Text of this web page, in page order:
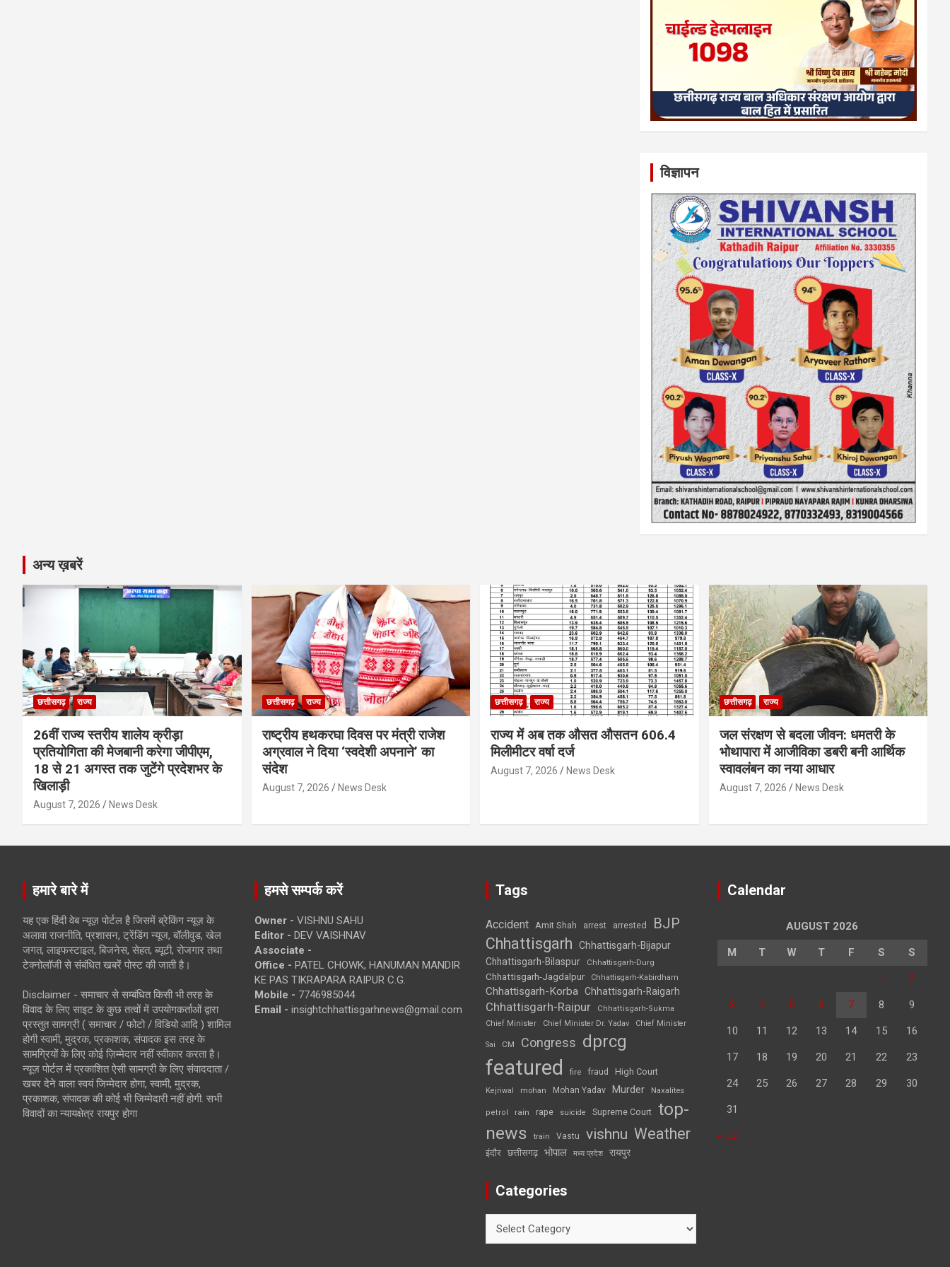
विज्ञापन
अन्य ख़बरें
छत्तीसगढ़ राज्य
26वीं राज्य स्तरीय शालेय क्रीड़ा
प्रतियोगिता की मेजबानी करेगा जीपीएम,
18 से 21 अगस्त तक जुटेंगे प्रदेशभर के
खिलाड़ी
August 7, 2026 News Desk
छत्तीसगढ़ राज्य
राष्ट्रीय हथकरघा दिवस पर मंत्री राजेश
अग्रवाल ने दिया ‘स्वदेशी अपनाने’ का
संदेश
August 7, 2026 News Desk
छत्तीसगढ़ राज्य
राज्य में अब तक औसत औसतन 606.4
मिलीमीटर वर्षा दर्ज
August 7, 2026 News Desk
छत्तीसगढ़ राज्य
जल संरक्षण से बदला जीवन: धमतरी के
भोथापारा में आजीविका डबरी बनी आर्थिक
स्वावलंबन का नया आधार
August 7, 2026 News Desk
हमारे बारे में
यह एक हिंदी वेब न्यूज़ पोर्टल है जिसमें ब्रेकिंग न्यूज़ के
अलावा राजनीति, प्रशासन, ट्रेंडिंग न्यूज, बॉलीवुड, खेल
जगत, लाइफस्टाइल, बिजनेस, सेहत, ब्यूटी, रोजगार तथा
टेक्नोलॉजी से संबंधित खबरें पोस्ट की जाती है।
Disclaimer - समाचार से सम्बंधित किसी भी तरह के
विवाद के लिए साइट के कुछ तत्वों में उपयोगकर्ताओं द्वारा
प्रस्तुत सामग्री ( समाचार / फोटो / विडियो आदि ) शामिल
होगी स्वामी, मुद्रक, प्रकाशक, संपादक इस तरह के
सामग्रियों के लिए कोई ज़िम्मेदार नहीं स्वीकार करता है।
न्यूज़ पोर्टल में प्रकाशित ऐसी सामग्री के लिए संवाददाता /
खबर देने वाला स्वयं जिम्मेदार होगा, स्वामी, मुद्रक,
प्रकाशक, संपादक की कोई भी जिम्मेदारी नहीं होगी. सभी
विवादों का न्यायक्षेत्र रायपुर होगा
हमसे सम्पर्क करें
Owner - VISHNU SAHU
Editor - DEV VAISHNAV
Associate -
Office - PATEL CHOWK, HANUMAN MANDIR
KE PAS TIKRAPARA RAIPUR C.G.
Mobile - 7746985044
Email - insightchhattisgarhnews@gmail.com
Tags
Accident Amit Shah arrest arrested BJP
Chhattisgarh
Chhattisgarh-Bijapur
Chhattisgarh-Bilaspur
Chhattisgarh-Durg
Chhattisgarh-Jagdalpur Chhattisgarh-Kabirdham
Chhattisgarh-Korba Chhattisgarh-Raigarh
Chhattisgarh-Raipur
Chhattisgarh-Sukma
Chief Minister
Chief Minister Dr. Yadav Chief Minister
Sai CM Congress dprcg
featured fire fraud High Court
Kejriwal mohan Mohan Yadav Murder Naxalites
petrol rain rape suicide Supreme Court top-
news
train Vastu vishnu Weather
इंदौर छत्तीसगढ़ भोपाल मध्य प्रदेश रायपुर
Categories
Calendar
AUGUST 2026
M T W T F S S
1 2
3 4 5 6 7 8 9
10 11 12 13 14 15 16
17 18 19 20 21 22 23
24 25 26 27 28 29 30
31
« Jul